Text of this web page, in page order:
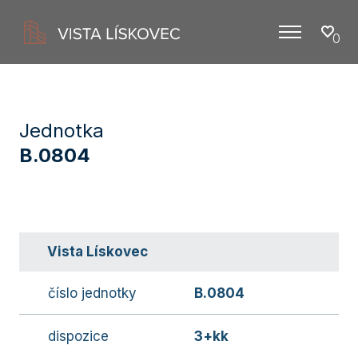
Menu 0
Jednotka
B.0804
Vista Lískovec
číslo jednotky B.0804
dispozice 3+kk